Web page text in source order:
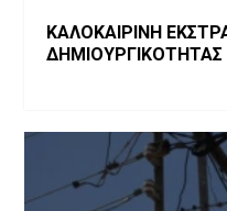
ΚΑΛΟΚΑΙΡΙΝΗ
ΔΗΜΙΟΥΡΓΙΚΟΤΗΤΑΣ